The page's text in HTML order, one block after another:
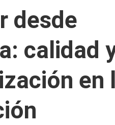
desde
calidad
en